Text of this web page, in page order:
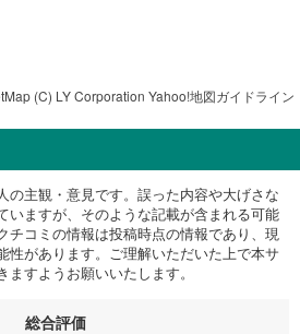
(C) LY Corporation Yahoo!地図ガイドライン
の主観・意見です。誤った内容や大げさな
いますが、そのような記載が含まれる可能
チコミの情報は投稿時点の情報であり、現
性があります。ご理解いただいた上で本サ
すようお願いいたします。
総合評価